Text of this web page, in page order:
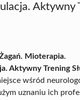
Aktywny
Mioterapia.
Aktywny Trening
wśród
uznaniu ich